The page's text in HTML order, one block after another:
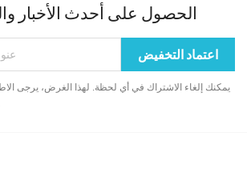
الحصول على أحدث الأخبار
يمكنك إلغاء الاشتراك في أي لحظة. لهذا الغرض، يرجى